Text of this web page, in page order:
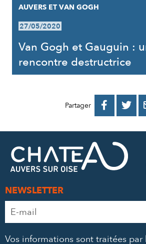
AUVERS ET VAN GOGH
27/05/2020
Van Gogh et Gauguin :
rencontre destructrice
Partager  
NEWSLETTER
Adresse
e-
Vos informations sont traitées